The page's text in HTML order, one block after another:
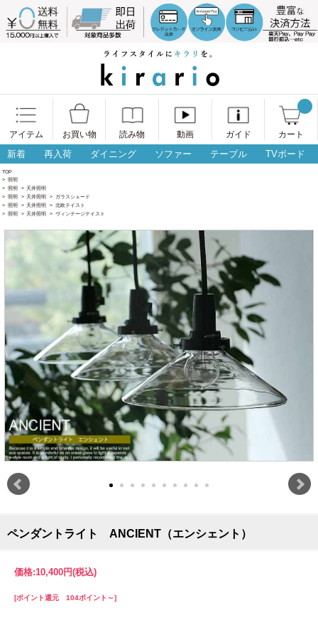
アイテム お買い物 読み物 動画 ガイド カート
新着 再入荷 ダイニング ソファー テーブル TVボード
TOP
> 照明
> 照明 > 天井照明
> 照明 > 天井照明 > ガラスシェード
> 照明 > 天井照明 > 北欧テイスト
> 照明 > 天井照明 > ヴィンテージテイスト
ペンダントライト ANCIENT（エンシェント）
価格:10,400円(税込)
[ポイント還元 104ポイント～]